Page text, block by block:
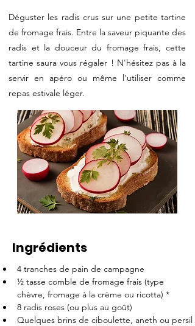
Déguster les radis crus sur une petite tartine
de fromage frais. Entre la saveur piquante des
radis et la douceur du fromage frais, cette
tartine saura vous régaler ! N'hésitez pas à la
servir en apéro ou même l'utiliser comme
repas estivale léger.
Ingrédients
4 tranches de pain de campagne
½ tasse comble de fromage frais (type
chèvre, fromage à la crème ou ricotta) *
8 radis roses (ou plus au goût)
Quelques brins de ciboulette, aneth ou persil